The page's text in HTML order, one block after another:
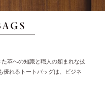
革への知識と職人の類まれな技
優れるトートバッグは、ビジネ